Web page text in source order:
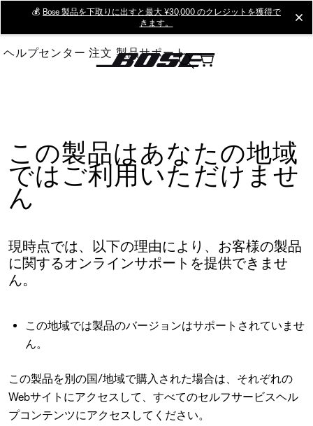
Main
💰 Bose 製品を下取りに出すと最大 ¥30,000 のクレジットを獲得で
きます。
ヘルプセンター 注文 製品サポート
この製品はあなたの地域
ではご利用いただけませ
ん
現時点では、以下の理由により、お客様の製品
に関するオンラインサポートを提供できませ
ん。
この地域では製品のバージョンはサポートされていませ
ん。
この製品を別の国/地域で購入された場合は、それぞれの
Webサイトにアクセスして、すべてのセルフサービスヘル
プコンテンツにアクセスしてください。